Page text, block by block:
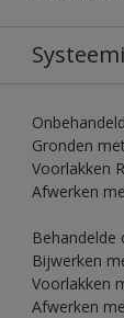
Gronden
Voorlakken
Afwerken
Behandelde
Bijwerken
Voorlakken
Afwerken